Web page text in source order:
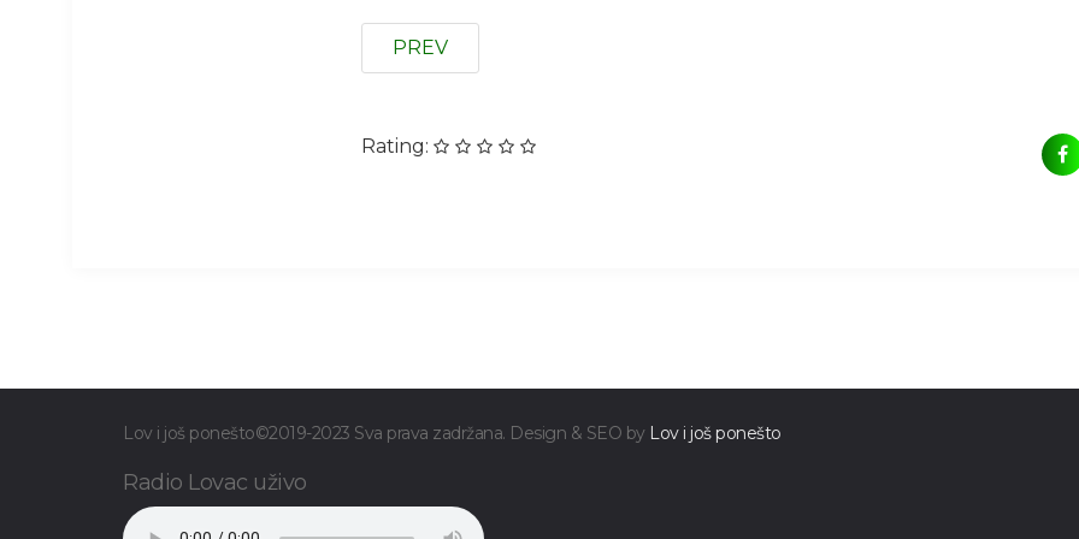
PREV
Rating:
Lov i još ponešto©2019-2023 Sva prava zadržana. Design & SEO by Lov i još ponešto
Radio Lovac uživo